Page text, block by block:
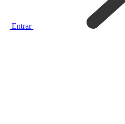
Entrar